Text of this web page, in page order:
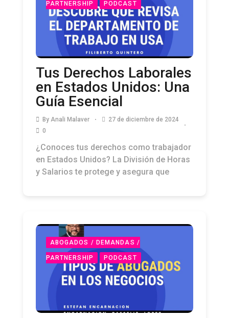
PARTNERSHIP PODCAST
Tus Derechos Laborales
en Estados Unidos: Una
Guía Esencial
By Anali Malaver
27 de diciembre de 2024
0
¿Conoces tus derechos como trabajador
en Estados Unidos? La División de Horas
y Salarios te protege y asegura que
ABOGADOS / DEMANDAS /
PARTNERSHIP PODCAST